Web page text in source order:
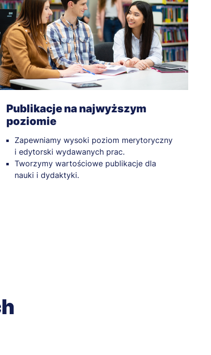
Publikacje na najwyższym
poziomie
Zapewniamy wysoki poziom merytoryczny
i edytorski wydawanych prac.
Tworzymy wartościowe publikacje dla
nauki i dydaktyki.